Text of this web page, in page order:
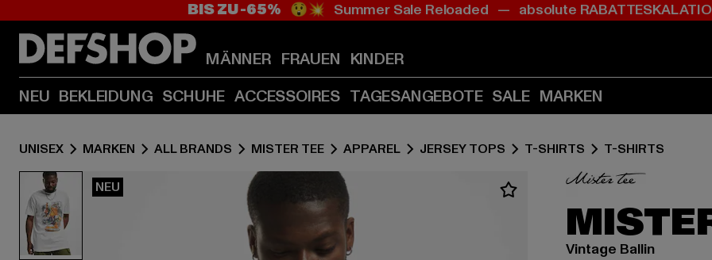
Zum
(Enter
drücken)
Zum
(Enter
drücken)
BIS ZU -65% 😲💥 Summer Sale Reloaded — absolute
MÄNNER FRAUEN KINDER
NEU BEKLEIDUNG SCHUHE ACCESSOIRES TAGESANGEBOTE SALE MARKEN
UNISEX MARKEN ALL BRANDS MISTER TEE APPAREL JERSEY TOPS T-SHIRTS T-SHIRTS
NEU
Vintage Ballin